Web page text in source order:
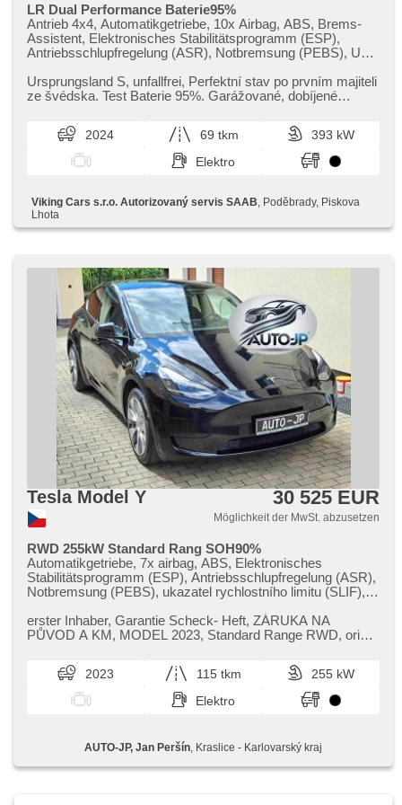
LR Dual Performance Baterie95%
Antrieb 4x4, Automatikgetriebe, 10x Airbag, ABS, Brems-
Assistent, Elektronisches Stabilitätsprogramm (ESP),
Antriebsschlupfregelung (ASR), Notbremsung (PEBS), Uhr
Klimaanlage, Standheizung, Alufelgen, erfüllt 'EURO 0',
Bordcomputer, dotykové ovládání palubního počítače, volba
monitorovací systém (AVM), Parkassistent, Lichtsensor,
Scheibenwischersensor, El. Seitenscheiben, El.
Vorderscheiben, Panoramadach, El. Klappspiegel,
Zentralverriegelung mit Funkfernbedienung, Ledersitze,
höheneinstellbare Sitze, höheneinstellbare Fahrersitz,
Reifendrucksensor, Vorderlichter LED, Nebelscheinwerfer,
Außenthermometer, beheizte Spiegel, Teilbare
Ursprungsland S,​ unfallfrei,​ Perfektní stav po prvním majiteli
ze švédska. Test Baterie 95%. Garážované,​ dobíjené
2024 69 tkm
393 kW
Elektro
Viking Cars s.r.o. Autorizovaný servis SAAB , Poděbrady, Piskova
Lhota
Tesla Model Y 30 525 EUR
Möglichkeit der MwSt. abzusetzen
RWD 255kW Standard Rang SOH90%
Automatikgetriebe, 7x airbag, ABS, Elektronisches
Stabilitätsprogramm (ESP), Antriebsschlupfregelung (ASR),
Notbremsung (PEBS), ukazatel rychlostního limitu (SLIF),
Klimaautomatik, Standheizung, Standheizung mit
Zeitvorwärmer, Adaptive Geschwindigkeitsregelung, LED
svícení, automatické přepínání dálkových světel, Alufelgen,
Bordcomputer, hlasové ovládání palubního počítače,
dotykové ovládání palubního počítače, digitální přístrojový
štít, volba jízdního režimu, elektronická ruční brzda,
Scheibenwischersensor, Lenkrad einstellbar,
Multifunktionslenkrad, beheizte Lenkrad,
erster Inhaber,​ Garantie Scheck​- Heft,​ ZÁRUKA NA
PŮVOD A KM,​ MODEL 2023,​ Standard Range RWD,​ orig.
2023 115 tkm
255 kW
Elektro
AUTO-JP, Jan Peršín , Kraslice - Karlovarský kraj